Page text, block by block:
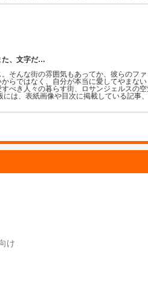
、文字だ…
そんな街の雰囲気もあってか、彼らのフ
らではなく、自分が本当に愛してやまな
べき人々の暮らす街、ロサンジェルスの
は、表紙画像や目次に掲載している記事
け